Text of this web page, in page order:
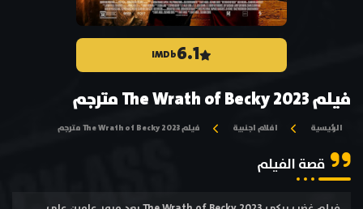
6.1
IMDb
فيلم The Wrath of Becky 2023 مترجم
الرئيسية افلام اجنبية فيلم The Wrath of Becky 2023 مترجم
قصة الفيلم